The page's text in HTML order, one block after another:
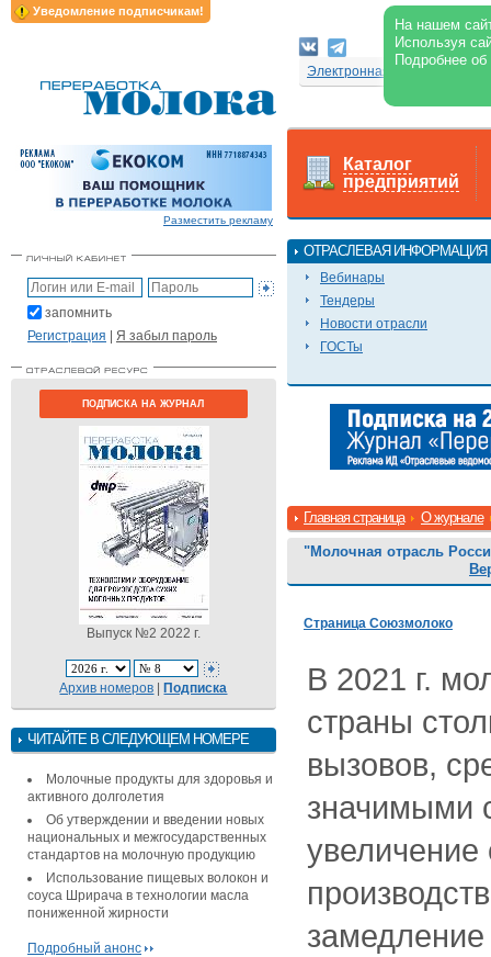
Уведомление подписчикам!
На нашем
Используя
Подробнее
Электронная версия
Разместить рекламу
запомнить
Регистрация | Я забыл пароль
ПОДПИСКА НА ЖУРНАЛ
Выпуск №2 2022 г.
Архив номеров |Подписка
ЧИТАЙТЕ В СЛЕДУЮЩЕМ НОМЕРЕ
Молочные продукты для здоровья и
активного долголетия
Об утверждении и введении новых
национальных и межгосударственных
стандартов на молочную продукцию
Использование пищевых волокон и
соуса Шрирача в технологии масла
пониженной жирности
Подробный анонс
Каталог
предприятий
ОТРАСЛЕВАЯ ИНФОРМАЦИЯ
Вебинары
Тендеры
Новости отрасли
ГОСТы
Главная страница О журнале
"Молочная отрасль
Страница Союзмолоко
В 2021 г.
страны
вызовов,
значимыми
увеличение